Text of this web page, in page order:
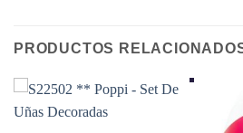
PRODUCTOS